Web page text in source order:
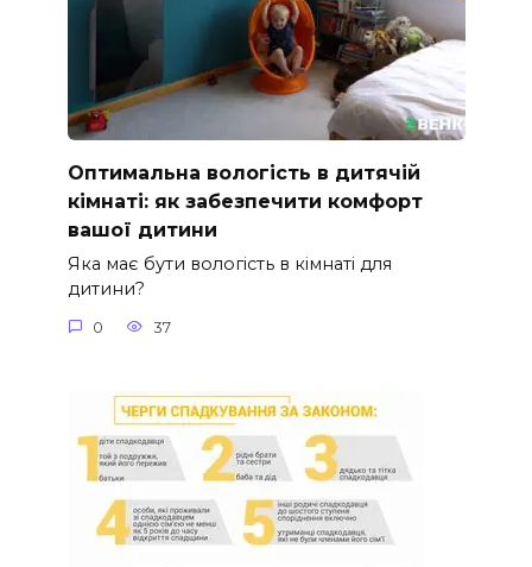
Оптимальна вологість в дитячій
кімнаті: як забезпечити комфорт
вашої дитини
Яка має бути вологість в кімнаті для
дитини?
0 37